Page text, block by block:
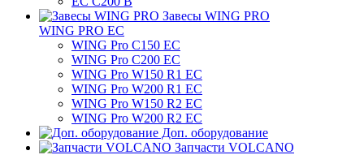
Завесы WING PRO
WING PRO EC
WING Pro C150 EC
WING Pro C200 EC
WING Pro W150 R1 EC
WING Pro W200 R1 EC
WING Pro W150 R2 EC
WING Pro W200 R2 EC
Доп. оборудование
Запчасти VOLCANO